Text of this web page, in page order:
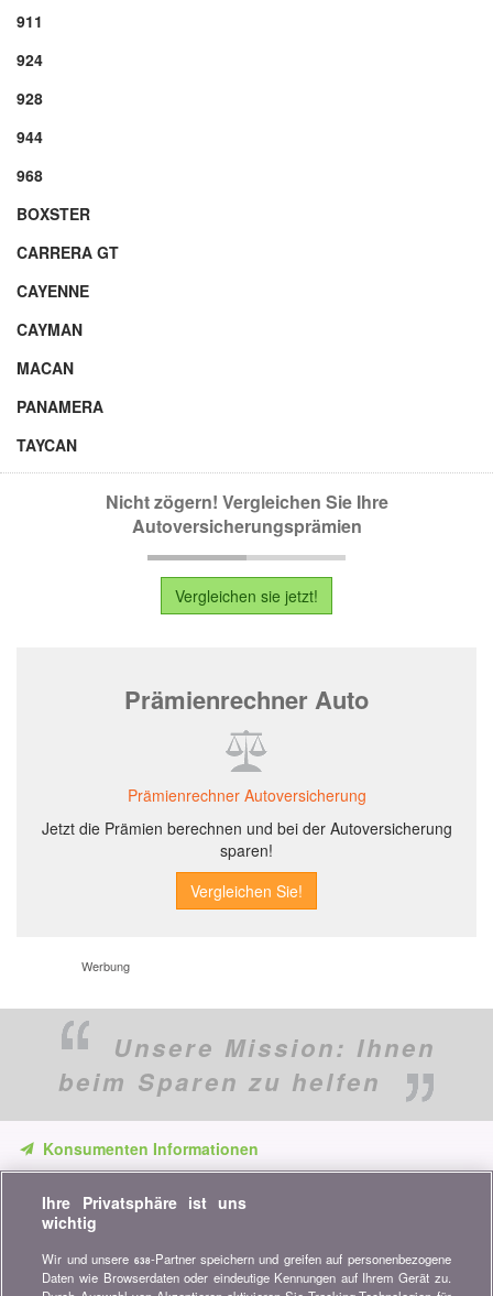
911
924
928
944
968
BOXSTER
CARRERA GT
CAYENNE
CAYMAN
MACAN
PANAMERA
TAYCAN
Nicht zögern! Vergleichen Sie Ihre
Autoversicherungsprämien
Vergleichen sie jetzt!
Prämienrechner Auto
Prämienrechner Autoversicherung
Jetzt die Prämien berechnen und bei der Autoversicherung
sparen!
Werbung
Unsere Mission: Ihnen
beim Sparen zu helfen
Konsumenten Informationen
unsere Vergleiche, Ratschläge und Tipps in den Bereichen
Versicherung, Finanzen, Konsumgüter und vieles mehr...
Newsletter bestellen
Ihre Privatsphäre ist uns
wichtig
Wir und unsere 638-Partner speichern und greifen auf personenbezogene
Daten wie Browserdaten oder eindeutige Kennungen auf Ihrem Gerät zu.